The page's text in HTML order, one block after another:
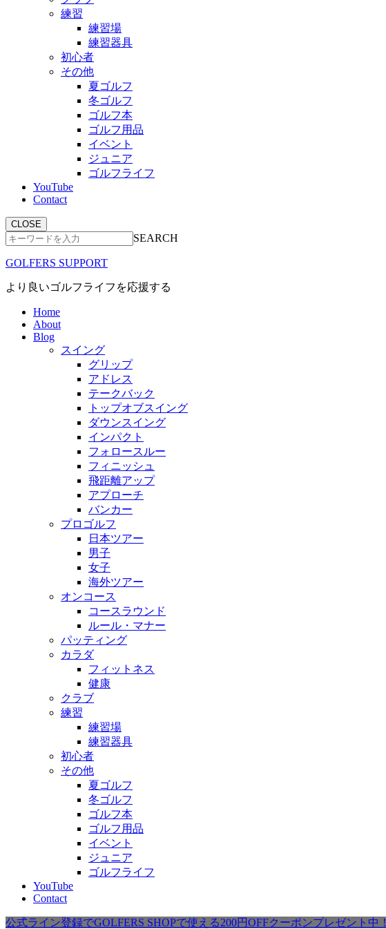
練習
練習場
練習器具
初心者
その他
夏ゴルフ
冬ゴルフ
ゴルフ本
ゴルフ用品
イベント
ジュニア
ゴルフライフ
YouTube
Contact
CLOSE
SEARCH
GOLFERS SUPPORT
より良いゴルフライフを応援する
Home
About
Blog
スイング
グリップ
アドレス
テークバック
トップオブスイング
ダウンスイング
インパクト
フォロースルー
フィニッシュ
飛距離アップ
アプローチ
バンカー
プロゴルフ
日本ツアー
男子
女子
海外ツアー
オンコース
コースラウンド
ルール・マナー
パッティング
カラダ
フィットネス
健康
クラブ
練習
練習場
練習器具
初心者
その他
夏ゴルフ
冬ゴルフ
ゴルフ本
ゴルフ用品
イベント
ジュニア
ゴルフライフ
YouTube
Contact
公式ライン登録でGOLFERS SHOPで使える200円OFFクーポンプレゼント中！